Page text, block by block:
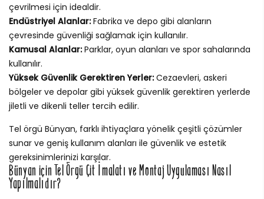
çevrilmesi için idealdir.
Endüstriyel Alanlar:Fabrika ve depo gibi alanların
çevresinde güvenliği sağlamak için kullanılır.
Kamusal Alanlar:Parklar, oyun alanları ve spor sahalarında
kullanılır.
Yüksek Güvenlik Gerektiren Yerler:Cezaevleri, askeri
bölgeler ve depolar gibi yüksek güvenlik gerektiren yerlerde
jiletli ve dikenli teller tercih edilir.
Tel örgü Bünyan, farklı ihtiyaçlara yönelik çeşitli çözümler
sunar ve geniş kullanım alanları ile güvenlik ve estetik
gereksinimlerinizi karşılar.
Bünyan için Tel Örgü Çit İmalatı ve Montaj Uygulaması Nasıl
Yapılmalıdır?